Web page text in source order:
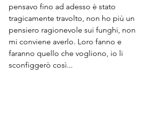
pensavo fino ad adesso è stato
tragicamente travolto, non ho più un
pensiero ragionevole sui funghi, non
mi conviene averlo. Loro fanno e
faranno quello che vogliono, io li
sconfiggerò così...